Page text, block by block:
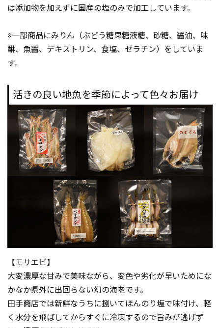
は添加物を加えずに国産の塩のみで加工しています。
※一部商品にみりん（ぶどう糖果糖液糖、砂糖、醤油、味
醂、魚醤、デキストリン、食塩、ゼラチン）をしていま
す。
活きの良い地魚を季節によって色々お届け
【モサエビ】
大変濃厚な甘みで美味ながら、変色や劣化が早いためにな
かなか県外に出回らない幻の海老です。
田手商店では新鮮なうちに捌いてほんのり塩で味付け、軽
く水分を飛ばしてからすぐに冷凍するので旨みが逃げず